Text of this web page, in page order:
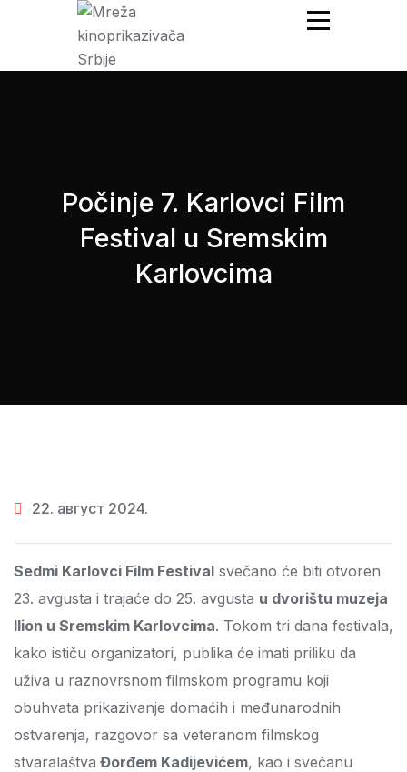
Počinje 7. Karlovci Film
Festival u Sremskim
Karlovcima
22. август 2024.
Sedmi Karlovci Film Festival svečano će biti otvoren
23. avgusta i trajaće do 25. avgusta u dvorištu muzeja
Ilion u Sremskim Karlovcima. Tokom tri dana festivala,
kako ističu organizatori, publika će imati priliku da
uživa u raznovrsnom filmskom programu koji
obuhvata prikazivanje domaćih i međunarodnih
ostvarenja, razgovor sa veteranom filmskog
stvaralaštva Đorđem Kadijevićem, kao i svečanu